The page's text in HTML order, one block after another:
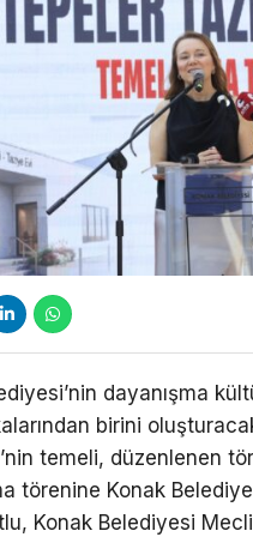
dayanışma
birini
temeli, düzenlenen
törenine Konak
Konak Belediyesi